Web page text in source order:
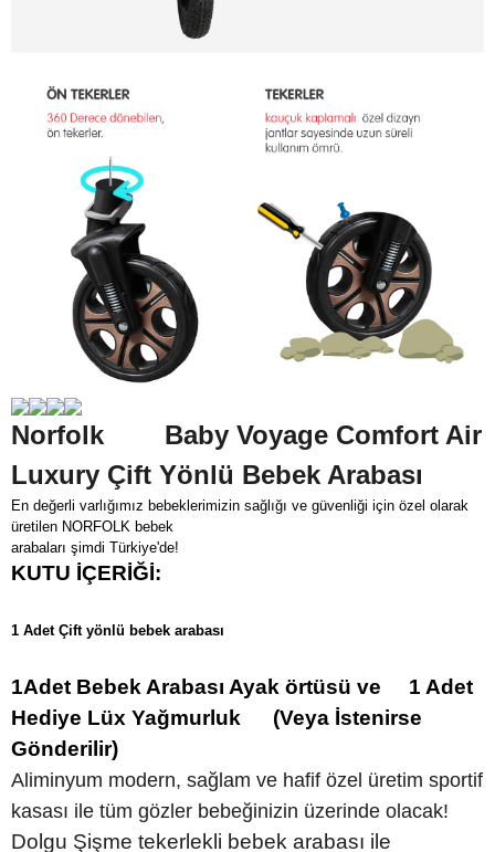
Norfolk
Baby Voyage Comfort Air
Luxury Çift Yönlü Bebek Arabası
En değerli varlığımız bebeklerimizin sağlığı ve güvenliği için özel olarak
üretilen NORFOLK bebek
arabaları şimdi Türkiye'de!
KUTU İÇERİĞİ:
1 Adet Çift yönlü bebek arabası
1Adet Bebek Arabası Ayak örtüsü ve
1 Adet
Hediye Lüx Yağmurluk
(Veya İstenirse
Gönderilir)
Aliminyum modern, sağlam ve hafif özel üretim sportif
kasası ile tüm gözler bebeğinizin üzerinde olacak!
Dolgu Şişme tekerlekli bebek arabası ile